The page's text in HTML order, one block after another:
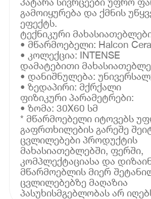
გამოიყურება და ქმნის
ეფექტს.
ტექნიკური
• მწარმოებელი: Halcon
• კოლექცია: INTENSE
დამატებითი
• დანიშნულება:
• ზედაპირი: მქრქალი
ფიზიკური პარამეტრები:
• ზომა: 30X60 სმ
* მწარმოებელი იტოვებს
გაფრთხილების გარეშე
ცვლილებები პროდუქტის
მახასიათებლებში, ფერში,
კომპლექტაციასა და
მწარმოებლის მიერ
ცვლილებებზე მაღაზია
პასუხისმგებლობას არ